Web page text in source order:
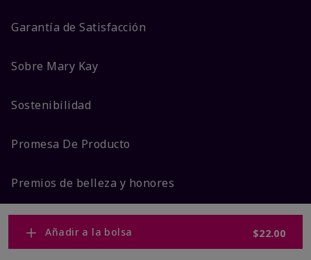
Añadir a la bolsa $22.00
Garantía de Satisfacción
Sobre Mary Kay
Sostenibilidad
Promesa De Producto
Premios de belleza y honores